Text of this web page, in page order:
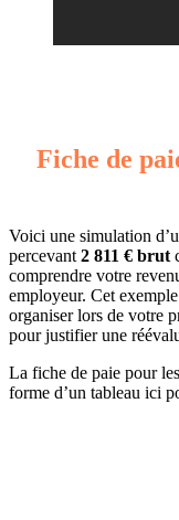
Fiche de
Voici une simulation
percevant 2 811 € brut
comprendre votre
employeur. Cet
organiser lors de votre
pour justifier une
La fiche de paie pour les
forme d’un tableau ici